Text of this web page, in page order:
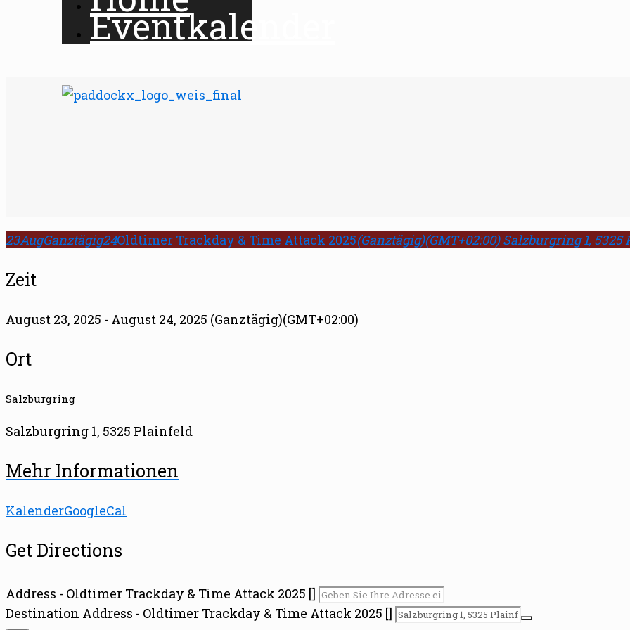
Eventkalender
23AugGanztägig24Oldtimer Trackday & Time Attack 2025(Ganztägig)(GMT+02:00) Salzburgring 1, 5325
Zeit
August 23, 2025 - August 24, 2025 (Ganztägig)(GMT+02:00)
Ort
Salzburgring
Salzburgring 1, 5325 Plainfeld
Mehr Informationen
KalenderGoogleCal
Get Directions
Address - Oldtimer Trackday & Time Attack 2025 []
Destination Address - Oldtimer Trackday & Time Attack 2025 []